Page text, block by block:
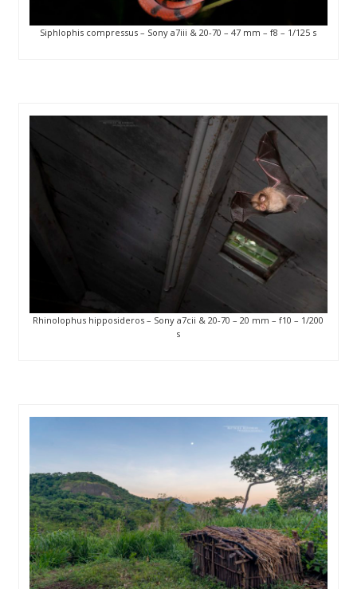
Siphlophis compressus – Sony a7iii & 20-70 – 47 mm – f8 – 1/125 s
Rhinolophus hipposideros – Sony a7cii & 20-70 – 20 mm – f10 – 1/200
s